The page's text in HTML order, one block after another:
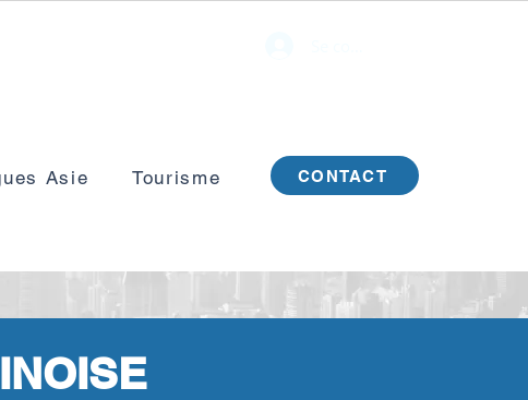
Asie Tourisme CONTACT